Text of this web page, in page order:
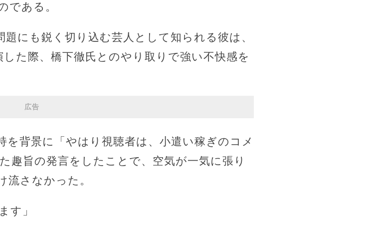
である。
にも鋭く切り込む芸人として知られる彼は、
た際、橋下徹氏とのやり取りで強い不快感を
広告
を背景に「やはり視聴者は、小遣い稼ぎのコメ
趣旨の発言をしたことで、空気が一気に張り
流さなかった。
す」